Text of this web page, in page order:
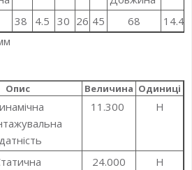
38 4.5 30 26 45 68
14.4
Опис Величина Одиниці
11.300 Н
24.000 Н